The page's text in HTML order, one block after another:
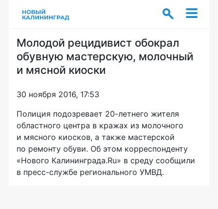
Молодой рецидивист обокрал
обувную мастерскую, молочный
и мясной киоски
30 ноября 2016, 17:53
Полиция подозревает 20-летнего жителя
областного центра в кражах из молочного
и мясного киосков, а также мастерской
по ремонту обуви. Об этом корреспонденту
«Нового Калининграда.Ru» в среду сообщили
в пресс-службе регионального УМВД.